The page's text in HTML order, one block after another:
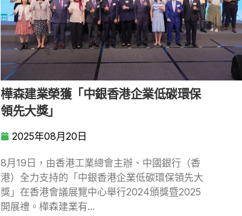
樺森建業榮獲「中銀香港企業低碳環保
領先大獎」
2025年08月20日
8月19日，由香港工業總會主辦、中國銀行（香
港）全力支持的「中銀香港企業低碳環保領先大
獎」在香港會議展覽中心舉行2024頒獎暨2025
開展禮。樺森建業有...